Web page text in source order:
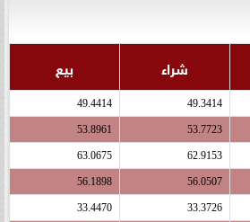
شراء بيع
49.3414
49.4414
53.7723
53.8961
62.9153
63.0675
56.0507
56.1898
33.3726
33.4470